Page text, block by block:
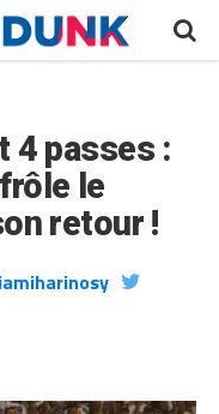
4 passes :
le
retour !